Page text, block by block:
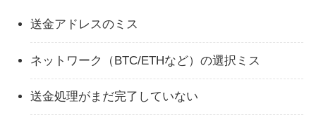
送金アドレスのミス
ネットワーク（BTC/ETHなど）の選択ミス
送金処理がまだ完了していない